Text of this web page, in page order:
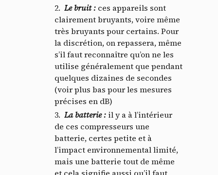
Le bruit: ces appareils sont
clairement bruyants, voire même
très bruyants pour certains. Pour
la discrétion, on repassera, même
s’il faut reconnaître qu’on ne les
utilise généralement que pendant
quelques dizaines de secondes
(voir plus bas pour les mesures
précises en dB)
La batterie: il y a à l’intérieur
de ces compresseurs une
batterie, certes petite et à
l’impact environnemental limité,
mais une batterie tout de même
et cela signifie aussi qu’il faut
Panneau de gestion des
cookies
En autorisant ces services tiers, vous acceptez le dépôt et la
lecture de cookies et l'utilisation de technologies de suivi
nécessaires à leur bon fonctionnement.
Politique de confidentialité
Tout refuser